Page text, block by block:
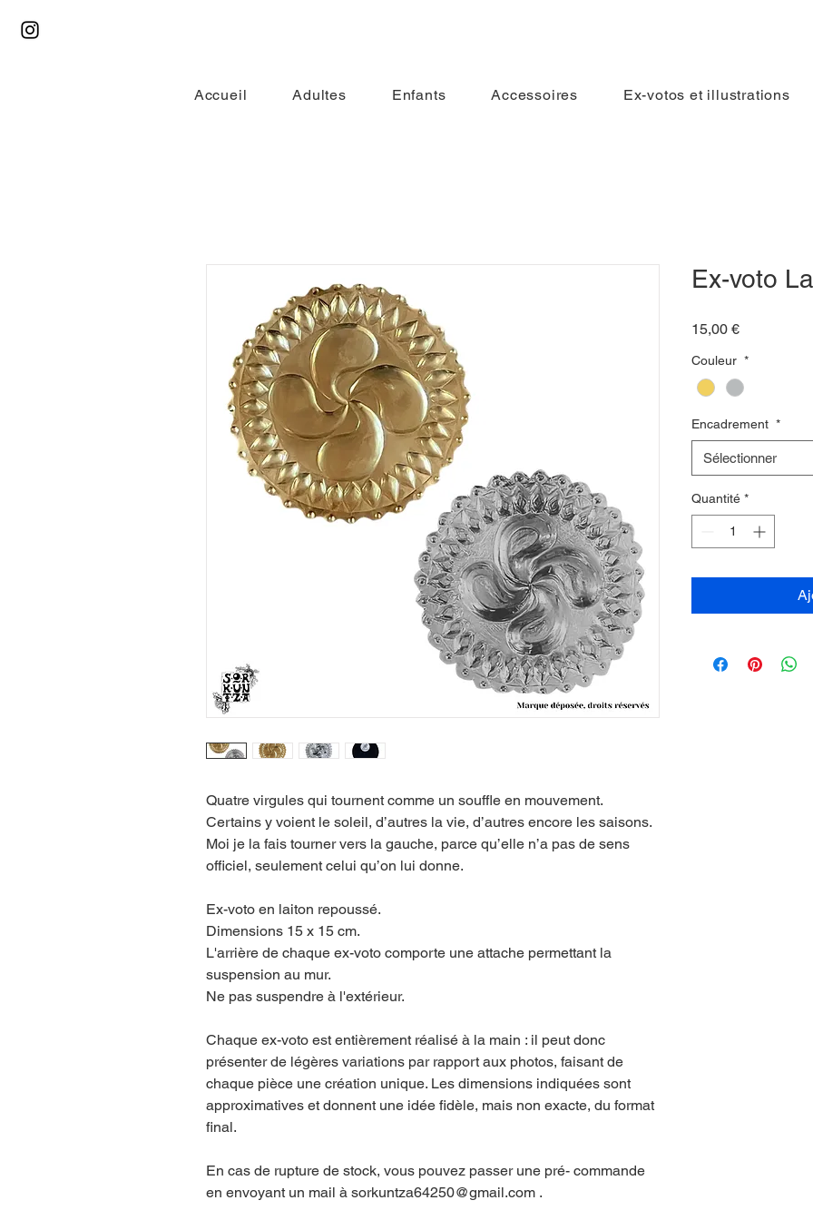
Se connecter
Accueil Adultes Enfants Accessoires Ex-votos et illustrations
Quatre virgules qui tournent comme un souffle en mouvement.
Certains y voient le soleil, d’autres la vie, d’autres encore les saisons.
Moi je la fais tourner vers la gauche, parce qu’elle n’a pas de sens
officiel, seulement celui qu’on lui donne.
Ex-voto en laiton repoussé.
Dimensions 15 x 15 cm.
L'arrière de chaque ex-voto comporte une attache permettant la
suspension au mur.
Ne pas suspendre à l'extérieur.
Chaque ex-voto est entièrement réalisé à la main : il peut donc
présenter de légères variations par rapport aux photos, faisant de
chaque pièce une création unique. Les dimensions indiquées sont
approximatives et donnent une idée fidèle, mais non exacte, du format
final.
En cas de rupture de stock, vous pouvez passer une pré- commande
en envoyant un mail à sorkuntza64250@gmail.com .
Ex-voto
15,00 €Prix
Couleur *
Encadrement *
Sélectionner
Quantité *